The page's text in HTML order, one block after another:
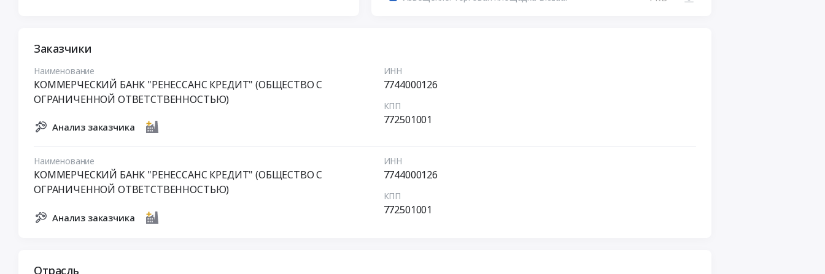
Заказчики
Наименование
КОММЕРЧЕСКИЙ БАНК "РЕНЕССАНС КРЕДИТ" (ОБЩЕСТВО С
ОГРАНИЧЕННОЙ ОТВЕТСТВЕННОСТЬЮ)
Анализ заказчика
ИНН
7744000126
КПП
772501001
Наименование
КОММЕРЧЕСКИЙ БАНК "РЕНЕССАНС КРЕДИТ" (ОБЩЕСТВО С
ОГРАНИЧЕННОЙ ОТВЕТСТВЕННОСТЬЮ)
Анализ заказчика
ИНН
7744000126
КПП
772501001
Отрасль